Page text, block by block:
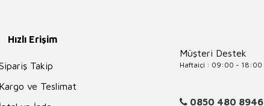
Hızlı Erişim
Takip
Kargo ve Teslimat
Müşteri Destek
Haftaiçi : 09:00 - 18:00
0850 480 8946